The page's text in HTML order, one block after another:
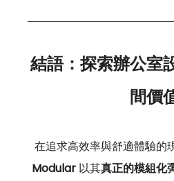
結語：探索辦公室
間價
在追求高效率與舒適體驗的
Modular 以其真正的模組化